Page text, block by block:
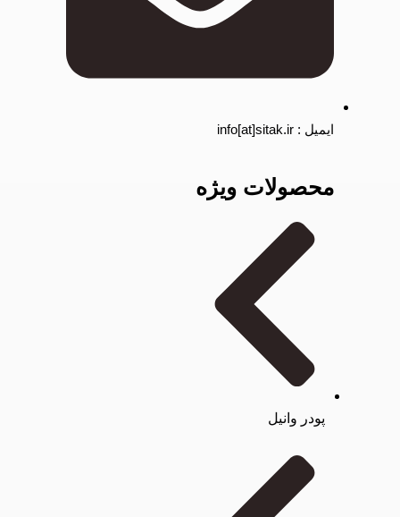
ایمیل : info[at]sitak.ir
محصولات ویژه
پودر وانیل